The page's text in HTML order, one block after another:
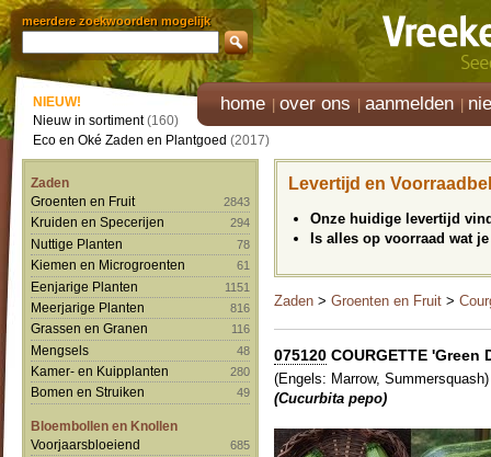
meerdere zoekwoorden mogelijk
home over ons aanmelden
NIEUW!
Nieuw in sortiment(160)
Eco en Oké Zaden en Plantgoed (2017)
Zaden
Groenten en Fruit
2843
Kruiden en Specerijen 294
Nuttige Planten 78
Kiemen en Microgroenten 61
Eenjarige Planten 1151
Meerjarige Planten 816
Grassen en Granen 116
Mengsels 48
Kamer- en Kuipplanten 280
Bomen en Struiken 49
Bloembollen en Knollen
Voorjaarsbloeiend
685
Levertijd en
Onze huidige levertijd
Is alles op voorraad wat
Zaden > Groenten en Fruit >
075120 COURGETTE 'Green
(Engels: Marrow, Summersquash)
(Cucurbita pepo)